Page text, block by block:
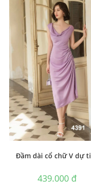
Đầm dài cổ chữ V dự
439.000 ₫